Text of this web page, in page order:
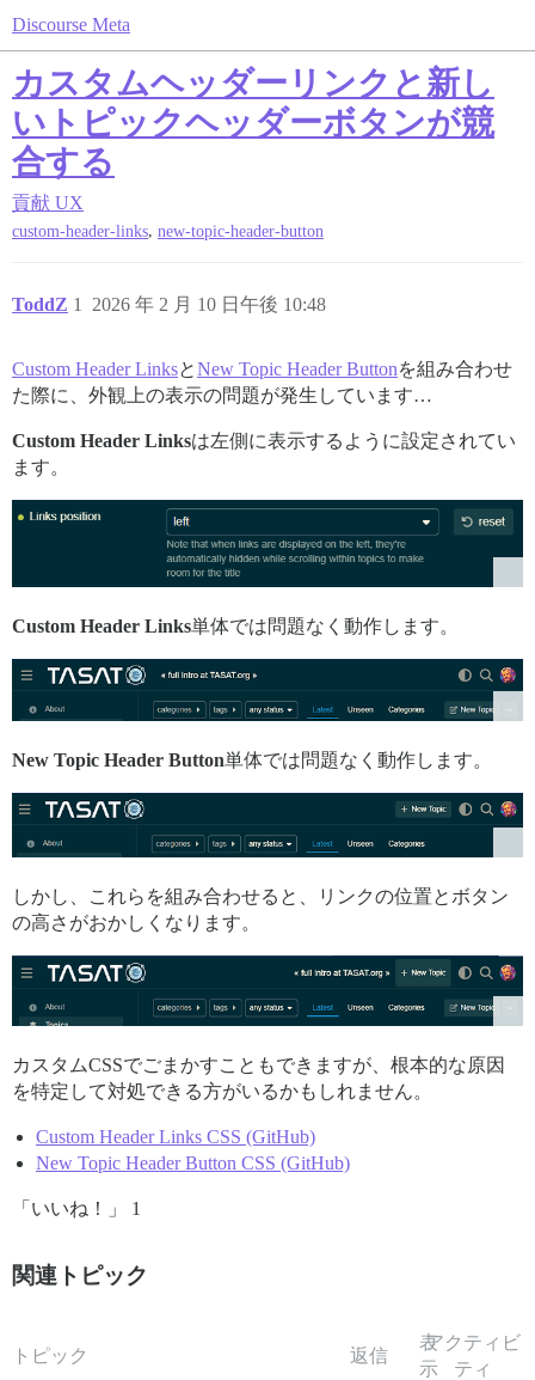
Discourse Meta
カスタムヘッダーリンクと新し
いトピックヘッダーボタンが競
合する
貢献 UX
custom-header-links, new-topic-header-button
ToddZ 2026 年 2 月 10 日午後 10:48
1
Custom Header LinksとNew Topic Header Buttonを組み合わせ
た際に、外観上の表示の問題が発生しています…
Custom Header Linksは左側に表示するように設定されてい
ます。
Custom Header Links単体では問題なく動作します。
New Topic Header Button単体では問題なく動作します。
しかし、これらを組み合わせると、リンクの位置とボタン
の高さがおかしくなります。
カスタムCSSでごまかすこともできますが、根本的な原因
を特定して対処できる方がいるかもしれません。
Custom Header Links CSS (GitHub)
New Topic Header Button CSS (GitHub)
「いいね！」 1
関連トピック
トピック 返信
表
示
アクティビ
ティ